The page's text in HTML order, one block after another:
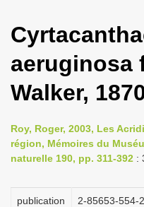
aeruginosa
Walker,
Roy, Roger, 2003, Les
région, Mémoires du
naturelle 190, pp. 311-392 :
publication
2-85653-554-2